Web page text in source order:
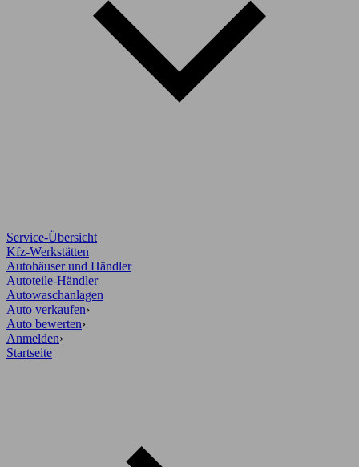
Service-Übersicht
Kfz-Werkstätten
Autohäuser und Händler
Autoteile-Händler
Autowaschanlagen
Auto verkaufen›
Auto bewerten›
Anmelden›
Startseite